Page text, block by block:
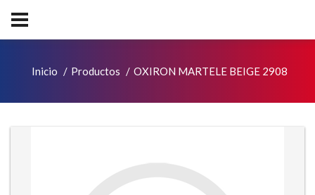
Inicio Productos OXIRON MARTELE BEIGE 2908